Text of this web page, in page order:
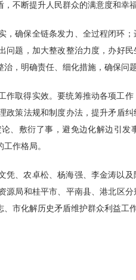
不断提升人民群众的满意度和幸福
，确保全链条发力、全过程闭环
问题，加大整改整治力度，办好
，明确责任、细化措施，确保问
作取得实效。要统筹推动各项工
政策法规和制度办法，提升矛盾
、敷衍了事，避免边化解边引发
作格局。
、农卓松、杨海强、李金涛以及
局和桂平市、平南县、港北区
市化解历史矛盾维护群众利益工